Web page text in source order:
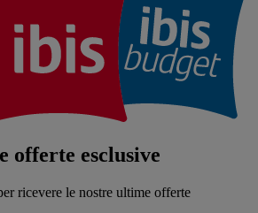
offerte esclusive
ricevere le nostre ultime offerte